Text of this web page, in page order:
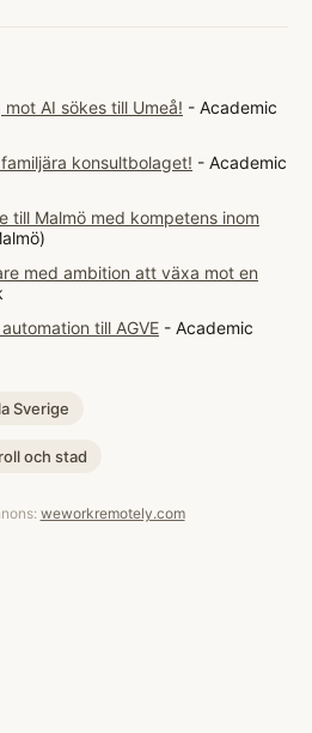
AI sökes till Umeå! - Academic
konsultbolaget! - Academic
till Malmö med kompetens inom
med ambition att växa mot en
till AGVE - Academic
Sverige
och stad
weworkremotely.com